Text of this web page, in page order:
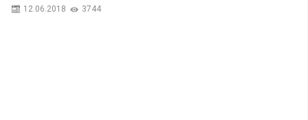
12.06.2018 3744